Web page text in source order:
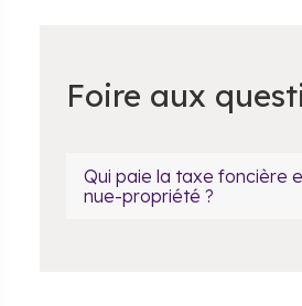
Foire aux
Qui paie la taxe foncière
nue-propriété ?